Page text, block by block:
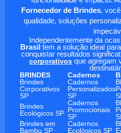
Fornecedor de Brindes,
qualidade, soluções
Independentemente da
Brasil tem a solução ideal
conquistar resultados
corporativos que agregam
BRINDES
Cadernos
Brindes
Corporativos
SP
Cadernos
Personalizados
SP
Brindes
Ecológicos SP
Cadernos
Promocionais
SP
Brindes em
Bambu SP
Cadernos
Ecológicos SP